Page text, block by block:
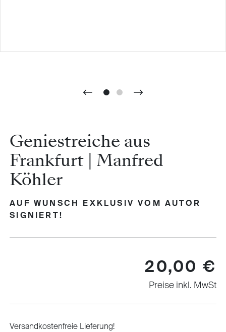
Geniestreiche aus
Frankfurt | Manfred
Köhler
AUF WUNSCH EXKLUSIV VOM AUTOR
SIGNIERT!
20,00 €
Preise inkl. MwSt
Versandkostenfreie Lieferung!